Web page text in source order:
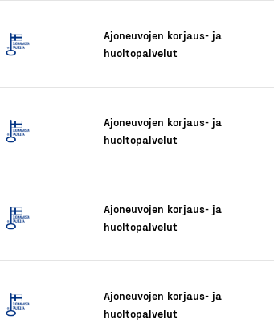
Ajoneuvojen korjaus- ja
huoltopalvelut
Ajoneuvojen korjaus- ja
huoltopalvelut
Ajoneuvojen korjaus- ja
huoltopalvelut
Ajoneuvojen korjaus- ja
huoltopalvelut